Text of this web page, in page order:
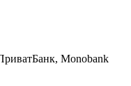
Monobank